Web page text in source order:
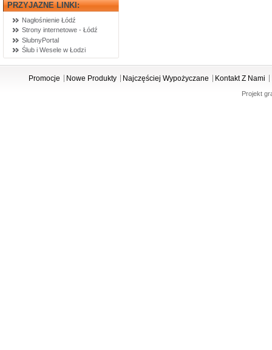
PRZYJAZNE LINKI:
Nagłośnienie Łódź
Strony internetowe - Łódź
SlubnyPortal
Ślub i Wesele w Łodzi
Promocje Nowe Produkty Najczęściej Wypożyczane Kontakt Z Nami
Projekt